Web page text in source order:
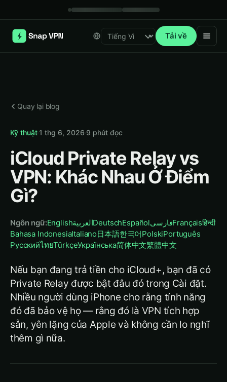
Select language Tải về
Quay lại blog
Kỹ thuật·1 thg 6, 2026·9 phút đọc
iCloud Private Relay vs
VPN: Khác Nhau Ở Điểm
Gì?
Ngôn ngữ:EnglishالعربيةDeutschEspañolفارسیFrançaisहिन्दी
Bahasa IndonesiaItaliano日本語한국어PolskiPortuguês
РусскийไทยTürkçeУкраїнська简体中文繁體中文
Nếu bạn đang trả tiền cho iCloud+, bạn đã có
Private Relay được bật đâu đó trong Cài đặt.
Nhiều người dùng iPhone cho rằng tính năng
đó đã bảo vệ họ — rằng đó là VPN tích hợp
sẵn, yên lặng của Apple và không cần lo nghĩ
thêm gì nữa.